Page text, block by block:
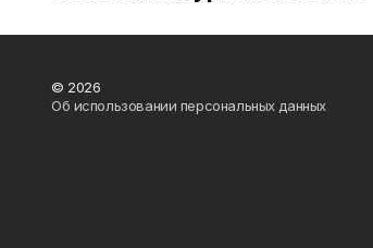
© 2026
Об использовании персональных данных